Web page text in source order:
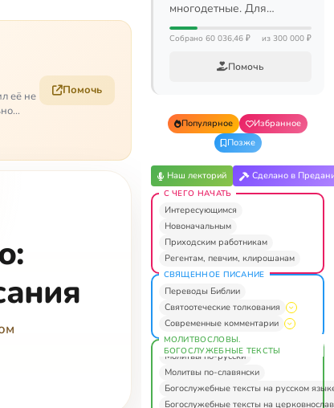
её не
Помочь
многодетные. Для…
Собрано 60 036,46 ₽ из 300 000 ₽
Помочь
Популярное
Избранное
Позже
Наш лекторий Сделано в
С ЧЕГО НАЧАТЬ
Интересующимся
Новоначальным
Приходским работникам
Регентам, певчим, клирошанам
СВЯЩЕННОЕ ПИСАНИЕ
Переводы Библии
Святоотеческие толкования
Современные комментарии
МОЛИТВОСЛОВЫ.
БОГОСЛУЖЕБНЫЕ ТЕКСТЫ
Молитвы по-русски
Молитвы по-славянски
Богослужебные тексты на русском
Богослужебные тексты на